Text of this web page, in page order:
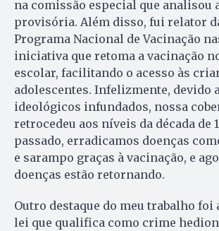
na comissão especial que analisou
provisória. Além disso, fui relator
Programa Nacional de Vacinação
iniciativa que retoma a vacinação
escolar, facilitando o acesso às
adolescentes. Infelizmente, devido
ideológicos infundados, nossa
retrocedeu aos níveis da década de
passado, erradicamos doenças
e sarampo graças à vacinação, e
doenças estão retornando.
Outro destaque do meu trabalho foi
lei que qualifica como crime